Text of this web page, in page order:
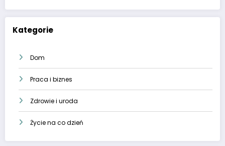
Kategorie
Dom
Praca i biznes
Zdrowie i uroda
Życie na co dzień